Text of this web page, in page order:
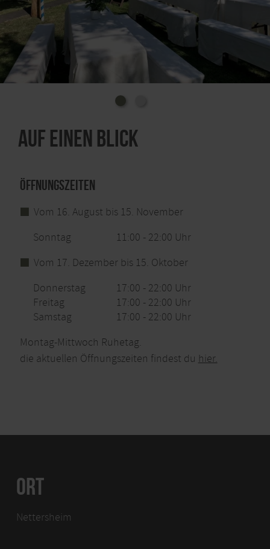
Auf einen Blick
Öffnungszeiten
Vom 16. August bis 15. November
Sonntag
11:00 - 22:00 Uhr
Vom 17. Dezember bis 15. Oktober
Donnerstag
17:00 - 22:00 Uhr
Freitag
17:00 - 22:00 Uhr
Samstag
17:00 - 22:00 Uhr
Montag-Mittwoch Ruhetag.
die aktuellen Öffnungszeiten findest du hier.
ORT
Nettersheim